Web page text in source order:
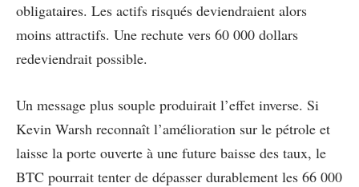
obligataires. Les actifs risqués deviendraient alors
moins attractifs. Une rechute vers 60 000 dollars
redeviendrait possible.
Un message plus souple produirait l’effet inverse. Si
Kevin Warsh reconnaît l’amélioration sur le pétrole et
laisse la porte ouverte à une future baisse des taux, le
BTC pourrait tenter de dépasser durablement les 66 000